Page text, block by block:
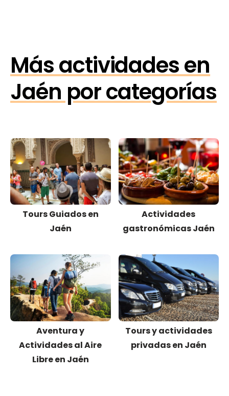
Más actividades en
Jaén por categorías
Tours Guiados en
Jaén
Actividades
gastronómicas Jaén
Aventura y
Actividades al Aire
Libre en Jaén
Tours y actividades
privadas en Jaén